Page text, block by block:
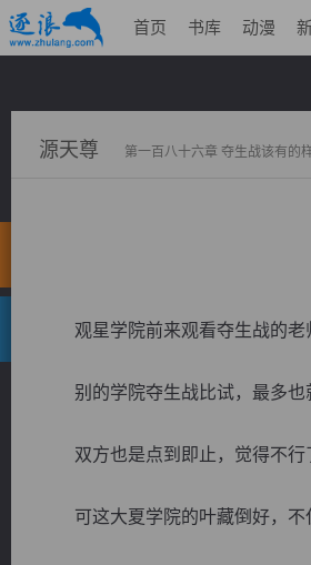
首页 书库 动漫
源天尊 第一百八十六章 夺生战该有的
观星学院前来观看夺生战的老
别的学院夺生战比试，最多也
双方也是点到即止，觉得不行
可这大夏学院的叶藏倒好，不